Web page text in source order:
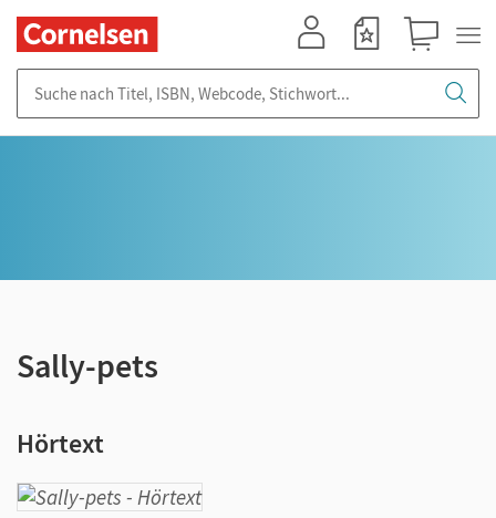
Sally-pets
Hörtext